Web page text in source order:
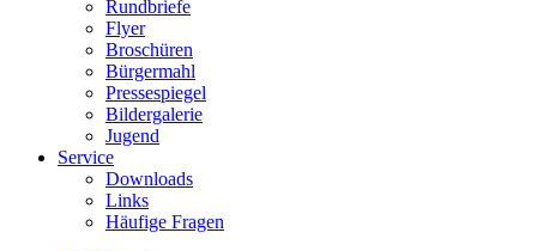
Rundbriefe
Flyer
Broschüren
Bürgermahl
Pressespiegel
Bildergalerie
Jugend
Service
Downloads
Links
Häufige Fragen